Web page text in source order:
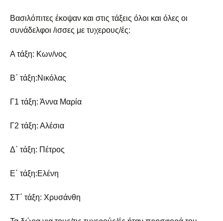
Βασιλόπιτες έκοψαν και στις τάξεις όλοι και όλες οι
συνάδελφοι /ισσες με τυχερους/ές:
Α τάξη: Κων/νος
Β΄ τάξη:Νικόλας
Γ1 τάξη: Άννα Μαρία
Γ2 τάξη: Αλέσια
Δ΄ τάξη: Πέτρος
Ε΄ τάξη:Ελένη
ΣΤ΄ τάξη: Χρυσάνθη